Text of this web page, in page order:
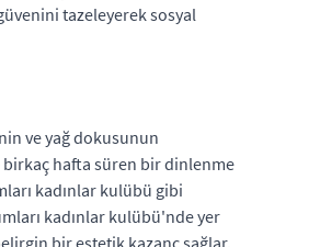
tazeleyerek sosyal
ve yağ dokusunun
birkaç hafta süren bir dinlenme
kadınlar kulübü gibi
kadınlar kulübü'nde yer
bir estetik kazanç sağlar.